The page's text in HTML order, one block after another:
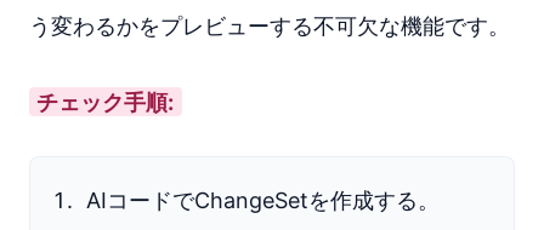
う変わるかをプレビューする不可欠な機能です。
チェック手順:
AIコードでChangeSetを作成する。